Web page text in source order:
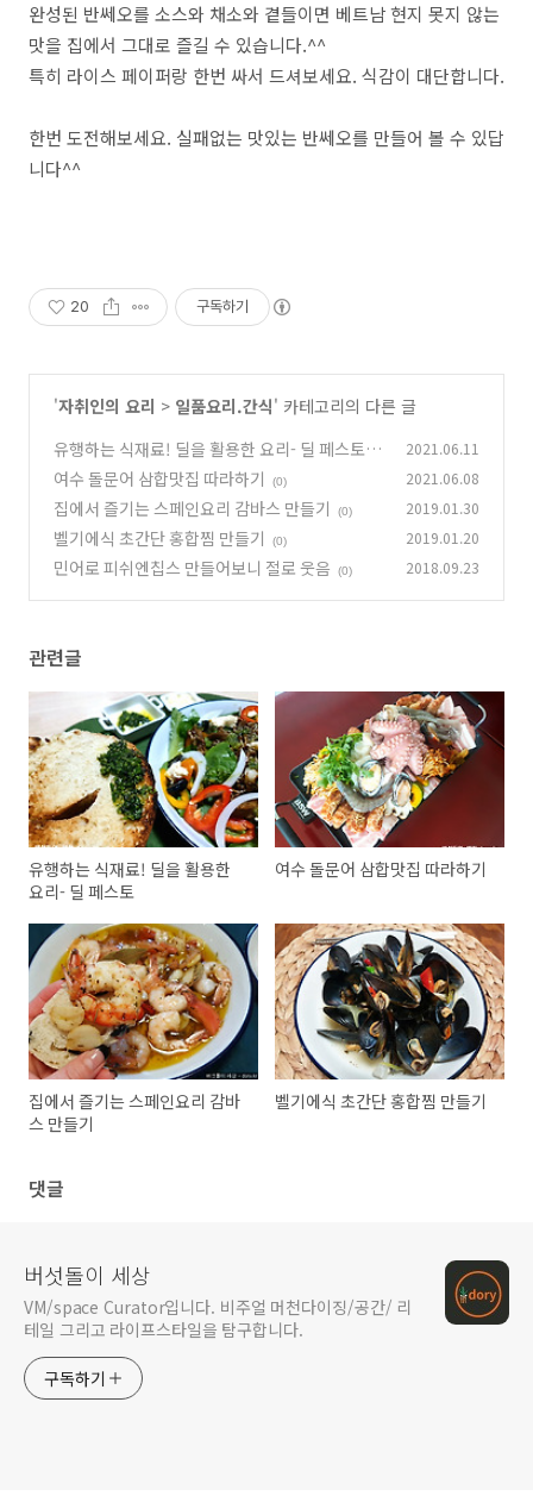
완성된 반쎄오를 소스와 채소와 곁들이면 베트남 현지 못지 않는
맛을 집에서 그대로 즐길 수 있습니다.^^
특히 라이스 페이퍼랑 한번 싸서 드셔보세요. 식감이 대단합니다.
한번 도전해보세요. 실패없는 맛있는 반쎄오를 만들어 볼 수 있답
니다^^
20 구독하기
'자취인의 요리 > 일품요리.간식' 카테고리의 다른 글
유행하는 식재료! 딜을 활용한 요리- 딜 페스토
(0)
2021.06.11
여수 돌문어 삼합맛집 따라하기 (0) 2021.06.08
집에서 즐기는 스페인요리 감바스 만들기 (0) 2019.01.30
벨기에식 초간단 홍합찜 만들기 (0) 2019.01.20
민어로 피쉬엔칩스 만들어보니 절로 웃음 (0) 2018.09.23
관련글
유행하는 식재료! 딜을 활용한
요리- 딜 페스토
여수 돌문어 삼합맛집 따라하기
집에서 즐기는 스페인요리 감바
스 만들기
벨기에식 초간단 홍합찜 만들기
댓글
버섯돌이 세상
VM/space Curator입니다. 비주얼 머천다이징/공간/ 리
테일 그리고 라이프스타일을 탐구합니다.
구독하기